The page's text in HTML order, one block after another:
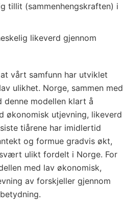
tillit (sammenhengskraften) i
likeverd gjennom
vårt samfunn har utviklet
ulikhet. Norge, sammen med
denne modellen klart å
økonomisk utjevning, likeverd
tiårene har imidlertid
og formue gradvis økt,
ulikt fordelt i Norge. For
med lav økonomisk,
av forskjeller gjennom